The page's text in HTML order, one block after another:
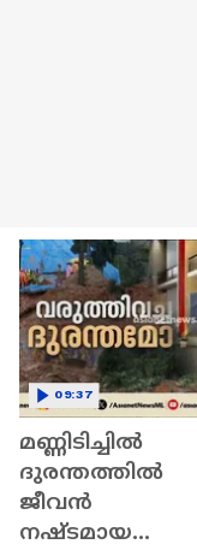
മണ്ണിടിച്ചിൽ
ദുരന്തത്തിൽ
ജീവൻ
നഷ്ടമായ
09:37